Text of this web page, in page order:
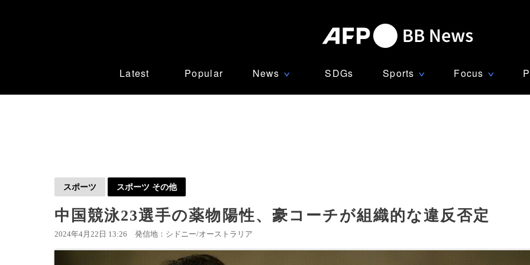
Latest Popular News ∨ SDGs Sports ∨ Focus ∨
スポーツ スポーツ その他
中国競泳23選手の薬物陽性、豪コーチが組織的な違反否定
2024年4月22日 13:26 発信地：シドニー/オーストラリア